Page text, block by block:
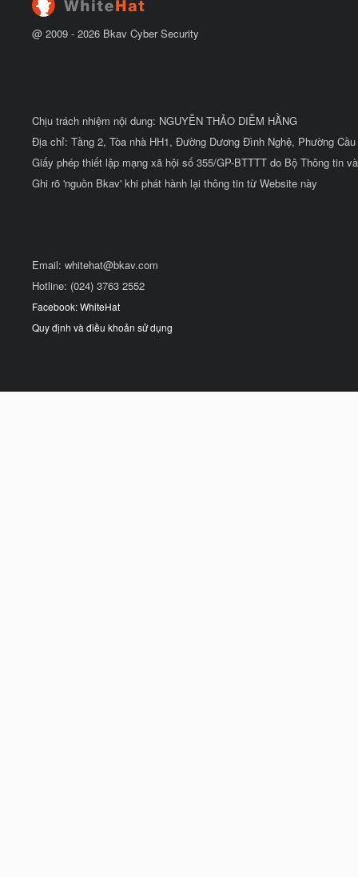
@ 2009 - 2026 Bkav Cyber Security
Chịu trách nhiệm nội dung: NGUYỄN THẢO DIỄM HẰNG
Địa chỉ: Tầng 2, Tòa nhà HH1, Đường Dương Đình Nghệ, Phường
Giấy phép thiết lập mạng xã hội số 355/GP-BTTTT do Bộ Thông tin
Ghi rõ 'nguồn Bkav' khi phát hành lại thông tin từ Website này
Email: whitehat@bkav.com
Hotline: (024) 3763 2552
Facebook: WhiteHat
Quy định và điều khoản sử dụng